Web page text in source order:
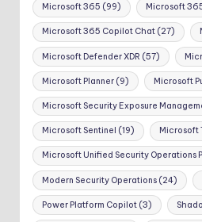
Microsoft 365 (99) Microsoft
Microsoft 365 Copilot Chat (27)
Microsoft Defender XDR (57)
Microsoft Planner (9) Microsoft
Microsoft Security Exposure
Microsoft Sentinel (19) Microsoft
Microsoft Unified Security Operations
Modern Security Operations (24)
Power Platform Copilot (3)